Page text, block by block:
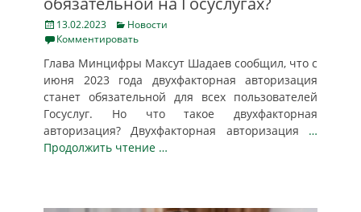
Posted
on
13.02.2023 Categories
Новости
Комментировать
Глава Минцифры Максут Шадаев сообщил, что с
июня 2023 года двухфакторная авторизация
станет обязательной для всех пользователей
Госуслуг. Но что такое двухфакторная
авторизация? Двухфакторная авторизация …
Продолжить чтение …